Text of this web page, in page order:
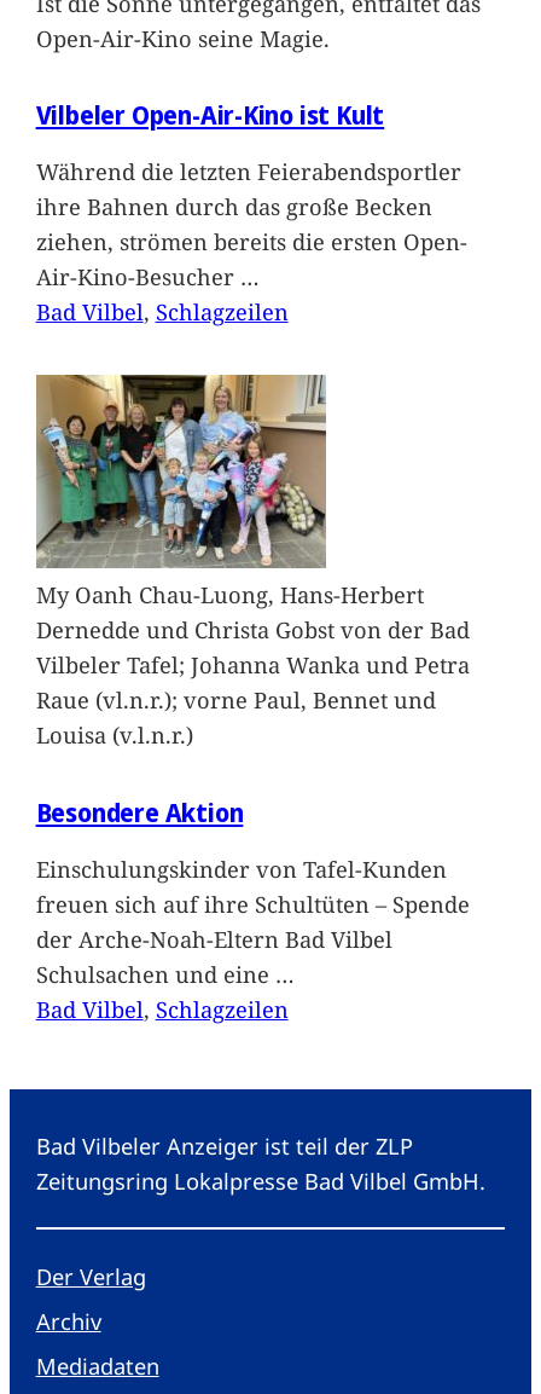
Open-Air-Kino seine Magie.
Vilbeler Open-Air-Kino ist Kult
Während die letzten Feierabendsportler
ihre Bahnen durch das große Becken
ziehen, strömen bereits die ersten Open-
Air-Kino-Besucher …
Bad Vilbel, Schlagzeilen
My Oanh Chau-Luong, Hans-Herbert
Dernedde und Christa Gobst von der Bad
Vilbeler Tafel; Johanna Wanka und Petra
Raue (vl.n.r.); vorne Paul, Bennet und
Louisa (v.l.n.r.)
Besondere Aktion
Einschulungskinder von Tafel-Kunden
freuen sich auf ihre Schultüten – Spende
der Arche-Noah-Eltern Bad Vilbel
Schulsachen und eine …
Bad Vilbel, Schlagzeilen
Bad Vilbeler Anzeiger ist teil der ZLP
Zeitungsring Lokalpresse Bad Vilbel GmbH.
Der Verlag
Archiv
Mediadaten